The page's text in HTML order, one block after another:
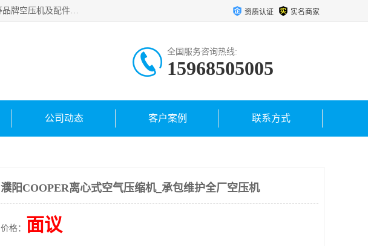
绍兴金戈贸易有限公司主要经营品牌：美国寿力、英格索兰、复盛FS-ELLIOTT，库伯COOPER、阿特拉斯等品牌空压机及配件销售；承接全厂空气压缩机管理、维护保养；节能改造；气体干燥机销售、维护、维修、保养。销售各种品牌空压机空气滤芯、油滤芯、油气分离器；精密过滤器滤芯；除油雾滤芯；抽真空滤芯，消音器，疏水器。劳务承接：全厂空压机维修保养工程，安装工程；移机或汰换工程；节能改造工程等。 资质认证 实名商家
全国服务咨询热线:
15968505005
公司动态 客户案例 联系方式
濮阳COOPER离心式空气压缩机_承包维护全厂空压机
价格： 面议